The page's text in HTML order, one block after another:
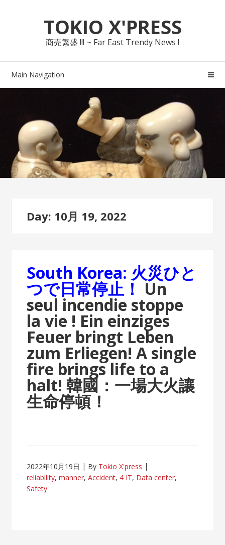
navigationTOKIO X'PRESS
商売繁盛 !!! ~ Far East Trendy News !
Main Navigation
Day: 10月 19, 2022
South Korea: 火災ひと
つで日常停止！ Un
seul incendie stoppe
la vie ! Ein einziges
Feuer bringt Leben
zum Erliegen! A single
fire brings life to a
halt! 韓國：一場大火讓
生命停頓！
2022年10月19日 By Tokio X'press
reliability,manner,Accident, 4 IT, Data center,
Safety